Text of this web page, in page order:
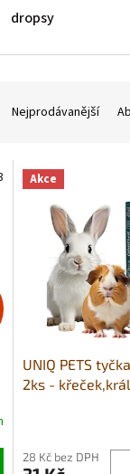
dropsy
Nejprodávanější
Akce
UNIQ PETS
2ks -
28 Kč bez DPH